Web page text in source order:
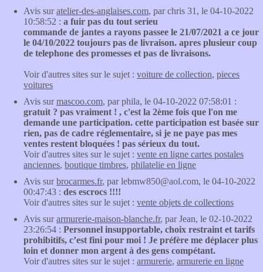
Avis suratelier-des-anglaises.com, par chris 31, le 04-10-2022
10:58:52 : a fuir pas du tout serieu
commande de jantes a rayons passee le 21/07/2021 a ce jour
le 04/10/2022 toujours pas de livraison. apres plusieur coup
de telephone des promesses et pas de livraisons.
Voir d'autres sites sur le sujet : voiture de collection, pieces
voitures
Avis surmascoo.com, par phila, le 04-10-2022 07:58:01 :
gratuit ? pas vraiment ! , c'est la 2ème fois que l'on me
demande une participation. cette participation est basée sur
rien, pas de cadre réglementaire, si je ne paye pas mes
ventes restent bloquées ! pas sérieux du tout.
Voir d'autres sites sur le sujet : vente en ligne cartes postales
anciennes, boutique timbres, philatelie en ligne
Avis surbrocarmes.fr, par lebmw850@aol.com, le 04-10-2022
00:47:43 : des escrocs !!!!
Voir d'autres sites sur le sujet : vente objets de collections
Avis surarmurerie-maison-blanche.fr, par Jean, le 02-10-2022
23:26:54 : Personnel insupportable, choix restraint et tarifs
prohibitifs, c’est fini pour moi ! Je préfère me déplacer plus
loin et donner mon argent à des gens compétant.
Voir d'autres sites sur le sujet : armurerie, armurerie en ligne